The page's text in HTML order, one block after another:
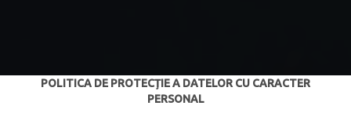
POLITICA DE PROTECȚIE A DATELOR CU CARACTER
PERSONAL